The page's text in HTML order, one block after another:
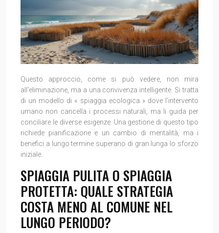
Questo approccio, come si può vedere, non mira
all’eliminazione, ma a una convivenza intelligente. Si tratta
di un modello di « spiaggia ecologica » dove l’intervento
umano non cancella i processi naturali, ma li guida per
conciliare le diverse esigenze. Una gestione di questo tipo
richiede pianificazione e un cambio di mentalità, ma i
benefici a lungo termine superano di gran lunga lo sforzo
iniziale.
SPIAGGIA PULITA O SPIAGGIA
PROTETTA: QUALE STRATEGIA
COSTA MENO AL COMUNE NEL
LUNGO PERIODO?